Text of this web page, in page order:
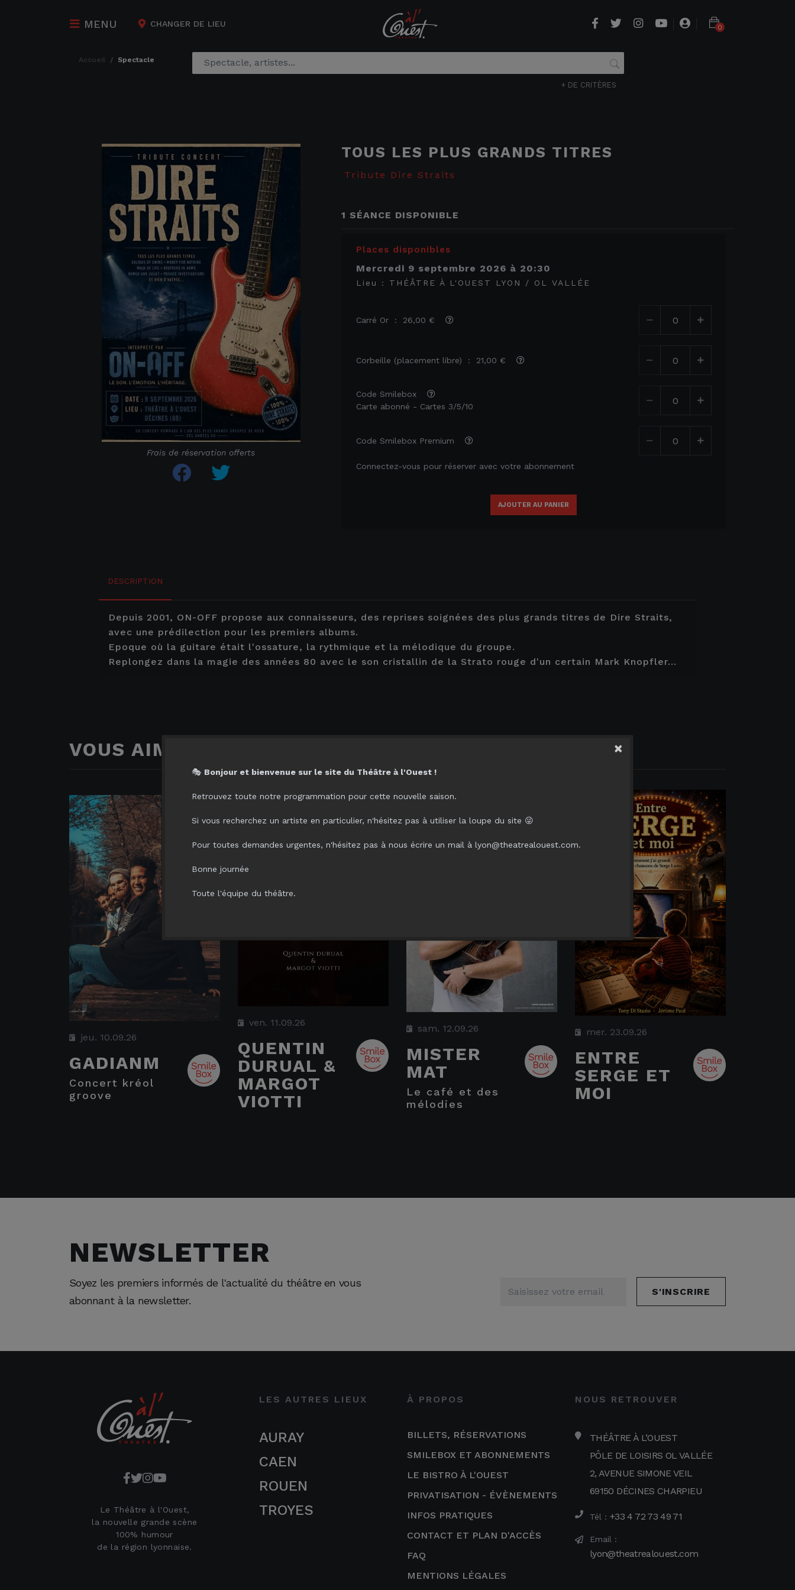
MENU CHANGER DE LIEU 0
accueil spectacle
+ DE CRITÈRES
Frais de réservation offerts
TOUS LES PLUS GRANDS TITRES
Tribute Dire Straits
1 SÉANCE DISPONIBLE
Places disponibles
mercredi 9 septembre 2026 à 20:30
Lieu : THÉÂTRE À L'OUEST LYON / OL VALLÉE
Carré Or : 26,00 €
Corbeille (placement libre) : 21,00 €
Code Smilebox
Carte abonné - Cartes 3/5/10
Code Smilebox Premium
Connectez-vous pour réserver avec votre abonnement
AJOUTER AU PANIER
DESCRIPTION
Depuis 2001, ON-OFF propose aux connaisseurs, des reprises soignées des plus grands titres de Dire Straits,
avec une prédilection pour les premiers albums.
Epoque où la guitare était l'ossature, la rythmique et la mélodique du groupe.
Replongez dans la magie des années 80 avec le son cristallin de la Strato rouge d'un certain Mark Knopfler...
VOUS AIMERIEZ AUSSI...
jeu. 10.09.26
GADIANM
concert kréol
groove
ven. 11.09.26
QUENTIN
DURUAL &
MARGOT
VIOTTI
sam. 12.09.26
MISTER
MAT
le café et des
mélodies
mer. 23.09.26
ENTRE
SERGE ET
MOI
NEWSLETTER
Soyez les premiers informés de l'actualité du théâtre en vous
abonnant à la newsletter.
S'INSCRIRE
Le Théâtre à l'Ouest,
la nouvelle grande scène
100% humour
de la région lyonnaise.
LES AUTRES LIEUX
AURAY
CAEN
ROUEN
TROYES
À PROPOS
BILLETS, RÉSERVATIONS
SMILEBOX ET ABONNEMENTS
LE BISTRO À L'OUEST
PRIVATISATION - ÉVÈNEMENTS
INFOS PRATIQUES
CONTACT ET PLAN D'ACCÈS
FAQ
MENTIONS LÉGALES
NOUS RETROUVER
THÉÂTRE À L’OUEST
PÔLE DE LOISIRS OL VALLÉE
2, AVENUE SIMONE VEIL
69150 DÉCINES CHARPIEU
Tél : +33 4 72 73 49 71
Email :
lyon@theatrealouest.com
×
🎭 Bonjour et bienvenue sur le site du Théâtre à l'Ouest !
Retrouvez toute notre programmation pour cette nouvelle saison.
Si vous recherchez un artiste en particulier, n'hésitez pas à utiliser la loupe du site 😜
Pour toutes demandes urgentes, n'hésitez pas à nous écrire un mail à lyon@theatrealouest.com.
Bonne journée
Toute l'équipe du théâtre.